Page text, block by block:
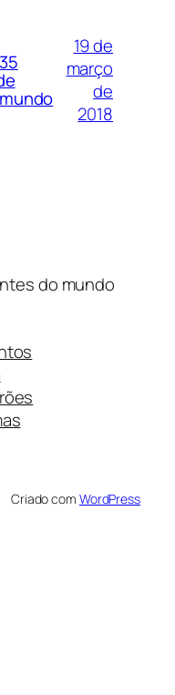
19 de
março
de
2018
do mundo
Criado com WordPress